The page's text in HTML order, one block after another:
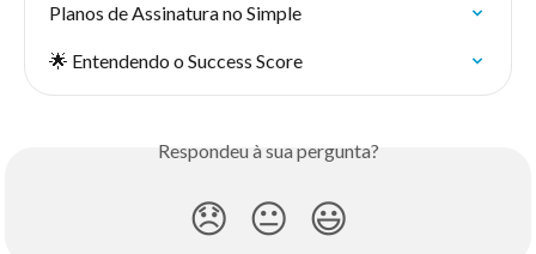
Planos de Assinatura no Simple
🌟 Entendendo o Success Score
Respondeu à sua pergunta?
😞 😐 😃